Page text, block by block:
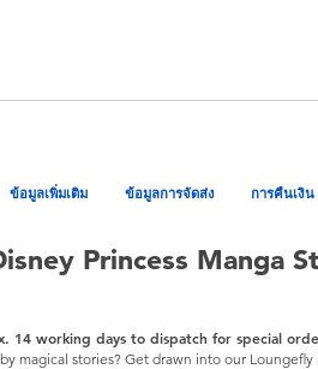
ข้อมูลเพิ่มเติม ข้อมูลการจัดส่ง การคืนเงิ
Princess Manga
14 working days to dispatch for special
magical stories? Get drawn into our